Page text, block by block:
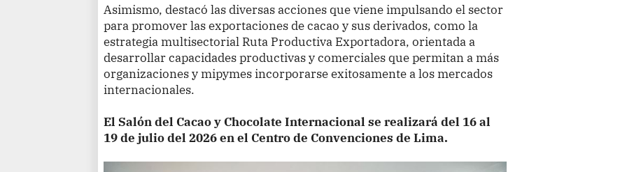
Asimismo, destacó las diversas acciones que viene impulsando el sector
para promover las exportaciones de cacao y sus derivados, como la
estrategia multisectorial Ruta Productiva Exportadora, orientada a
desarrollar capacidades productivas y comerciales que permitan a más
organizaciones y mipymes incorporarse exitosamente a los mercados
internacionales.
El Salón del Cacao y Chocolate Internacional se realizará del 16 al
19 de julio del 2026 en el Centro de Convenciones de Lima.